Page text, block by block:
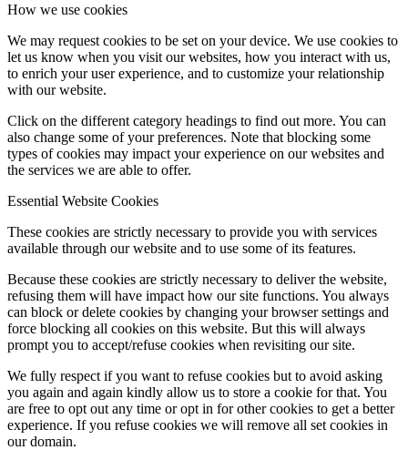
How we use cookies
We may request cookies to be set on your device. We use cookies to
let us know when you visit our websites, how you interact with us,
to enrich your user experience, and to customize your relationship
with our website.
Click on the different category headings to find out more. You can
also change some of your preferences. Note that blocking some
types of cookies may impact your experience on our websites and
the services we are able to offer.
Essential Website Cookies
These cookies are strictly necessary to provide you with services
available through our website and to use some of its features.
Because these cookies are strictly necessary to deliver the website,
refusing them will have impact how our site functions. You always
can block or delete cookies by changing your browser settings and
force blocking all cookies on this website. But this will always
prompt you to accept/refuse cookies when revisiting our site.
We fully respect if you want to refuse cookies but to avoid asking
you again and again kindly allow us to store a cookie for that. You
are free to opt out any time or opt in for other cookies to get a better
experience. If you refuse cookies we will remove all set cookies in
our domain.